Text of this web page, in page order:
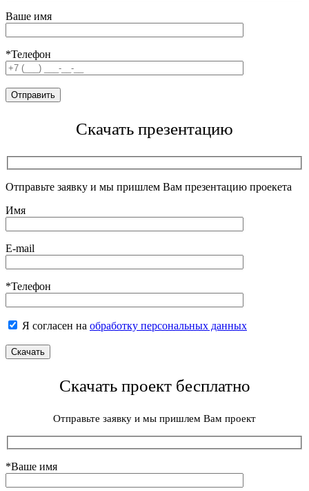
Ваше имя
*Телефон
Скачать презентацию
Отправьте заявку и мы пришлем Вам презентацию проекета
Имя
E-mail
*Телефон
Я согласен на обработку персональных данных
Скачать проект бесплатно
Отправьте заявку и мы пришлем Вам проект
*Ваше имя